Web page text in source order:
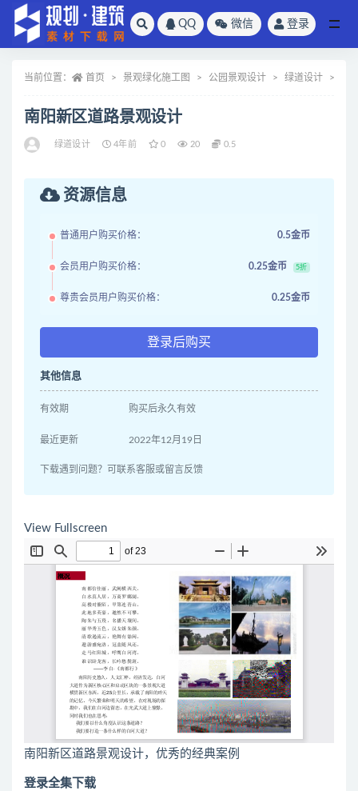
QQ 微信 登录
当前位置： 首页 景观绿化施工图 公园景观设计 绿道设计
南阳新区道路景观设计
绿道设计 4年前 0 20 0.5
资源信息
普通用户购买价格： 0.5金币
会员用户购买价格： 0.25金币 5折
尊贵会员用户购买价格： 0.25金币
登录后购买
其他信息
有效期 购买后永久有效
最近更新 2022年12月19日
下载遇到问题？可联系客服或留言反馈
View Fullscreen
南阳新区道路景观设计，优秀的经典案例
登录全集下载
全部